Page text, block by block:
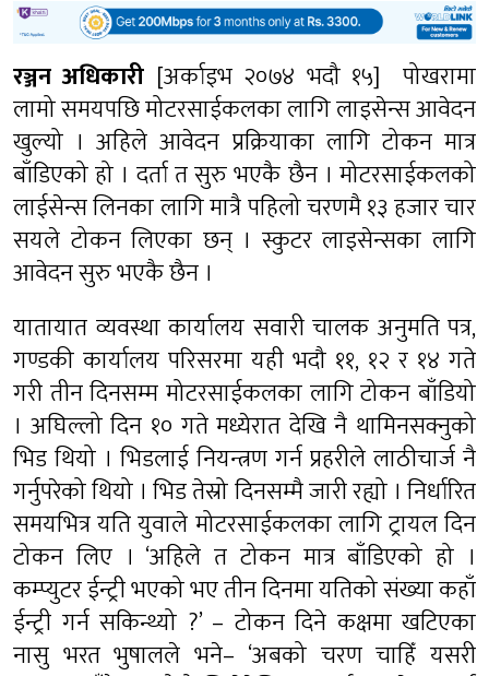
रञ्जन अधिकारी [अर्काइभ २०७४ भदौ १५] पोखरामा
लामो समयपछि मोटरसाईकलका लागि लाइसेन्स आवेदन
खुल्यो । अहिले आवेदन प्रक्रियाका लागि टोकन मात्र
बाँडिएको हो । दर्ता त सुरु भएकै छैन । मोटरसाईकलको
लाईसेन्स लिनका लागि मात्रै पहिलो चरणमै १३ हजार चार
सयले टोकन लिएका छन् । स्कुटर लाइसेन्सका लागि
आवेदन सुरु भएकै छैन ।
यातायात व्यवस्था कार्यालय सवारी चालक अनुमति पत्र,
गण्डकी कार्यालय परिसरमा यही भदौ ११, १२ र १४ गते
गरी तीन दिनसम्म मोटरसाईकलका लागि टोकन बाँडियो
। अघिल्लो दिन १० गते मध्येरात देखि नै थामिनसक्नुको
भिड थियो । भिडलाई नियन्त्रण गर्न प्रहरीले लाठीचार्ज नै
गर्नुपरेको थियो । भिड तेस्रो दिनसम्मै जारी रह्यो । निर्धारित
समयभित्र यति युवाले मोटरसाईकलका लागि ट्रायल दिन
टोकन लिए । ‘अहिले त टोकन मात्र बाँडिएको हो ।
कम्प्युटर ईन्ट्री भएको भए तीन दिनमा यतिको संख्या कहाँ
ईन्ट्री गर्न सकिन्थ्यो ?’ – टोकन दिने कक्षमा खटिएका
नासु भरत भुषालले भने– ‘अबको चरण चाहिँ यसरी